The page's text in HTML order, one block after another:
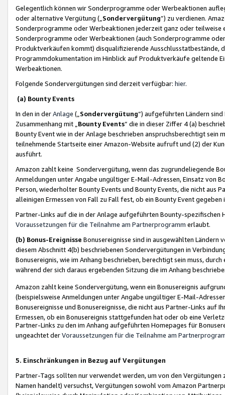
Gelegentlich können wir Sonderprogramme oder Werbeaktionen
oder alternative Vergütung („ Sondervergütung”) zu verdienen.
Sonderprogramme oder Werbeaktionen jederzeit ganz oder
Sonderprogramme oder Werbeaktionen (auch Sonderprogramme
Produktverkäufen kommt) disqualifizierende Ausschlusstatbestände,
Programmdokumentation im Hinblick auf Produktverkäufe geltende
Werbeaktionen.
Folgende Sondervergütungen sind derzeit verfügbar: hier.
(a) Bounty Events
In den in derAnlage („ Sondervergütung“) aufgeführten Ländern
Zusammenhang mit „ Bounty Events“ die in dieser Ziffer 4 (a)
Bounty Event wie in der Anlage beschrieben anspruchsberechtigt sein
teilnehmende Startseite einer Amazon-Website aufruft und (2) der
ausführt.
Amazon zahlt keine Sondervergütung, wenn das zugrundeliegende
Anmeldungen unter Angabe ungültiger E-Mail-Adressen, Einsatz von
Person, wiederholter Bounty Events und Bounty Events, die nicht
alleinigen Ermessen von Fall zu Fall fest, ob ein Bounty Event
Partner-Links auf die in der Anlage aufgeführten Bounty-spezifischen
Voraussetzungen für die Teilnahme am Partnerprogramm erlaubt.
(b) Bonus-Ereignisse Bonusereignisse sind in ausgewählten Ländern
diesem Abschnitt 4(b) beschriebenen Sondervergütungen in
Bonusereignis, wie im Anhang beschrieben, berechtigt sein muss,
während der sich daraus ergebenden Sitzung die im Anhang
Amazon zahlt keine Sondervergütung, wenn ein Bonusereignis
(beispielsweise Anmeldungen unter Angabe ungültiger E-Mail-
Bonusereignisse und Bonusereignisse, die nicht aus Partner-Links auf
Ermessen, ob ein Bonusereignis stattgefunden hat oder ob eine
Partner-Links zu den im Anhang aufgeführten Homepages für
ungeachtet derVoraussetzungen für die Teilnahme am
5. Einschränkungen in Bezug auf Vergütungen
Partner-Tags sollten nur verwendet werden, um von den
Namen handelt) versuchst, Vergütungen sowohl vom Amazon